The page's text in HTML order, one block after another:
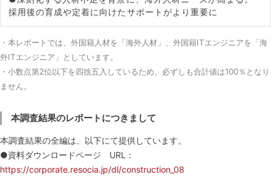
採用後の育成や定着に向けたサポートがより重要に
・本レポートでは、外国籍人材を「海外人材」、外国籍ITエンジニアを「海
外ITエンジニア」としています。
・小数点第2位以下を四捨五入しているため、必ずしも合計値は100％となり
ません。
本調査結果のレポートにつきまして
本調査結果の全編は、以下にて提供しています。
●資料ダウンロードページ URL：
https://corporate.resocia.jp/dl/construction_08